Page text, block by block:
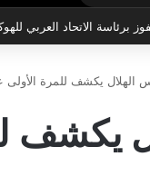
عن
برئاسة الاتحاد العربي
الهلال يكشف للمرة الأولى
يكشف